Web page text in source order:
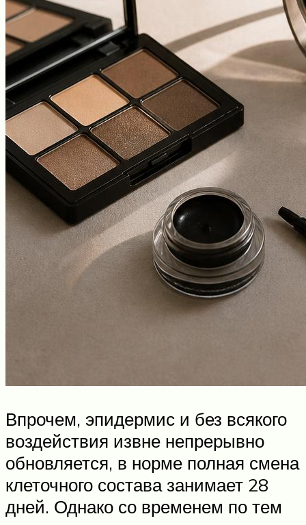
Впрочем, эпидермис и без всякого
воздействия извне непрерывно
обновляется, в норме полная смена
клеточного состава занимает 28
дней. Однако со временем по тем